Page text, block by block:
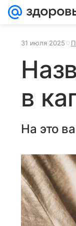
31 июля 2025
в
На это